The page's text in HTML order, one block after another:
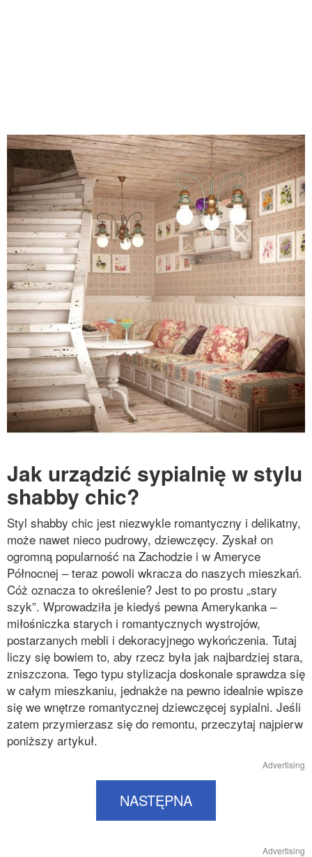
Jak urządzić sypialnię w stylu
shabby chic?
Styl shabby chic jest niezwykle romantyczny i delikatny,
może nawet nieco pudrowy, dziewczęcy. Zyskał on
ogromną popularność na Zachodzie i w Ameryce
Północnej – teraz powoli wkracza do naszych mieszkań.
Cóż oznacza to określenie? Jest to po prostu „stary
szyk”. Wprowadziła je kiedyś pewna Amerykanka –
miłośniczka starych i romantycznych wystrojów,
postarzanych mebli i dekoracyjnego wykończenia. Tutaj
liczy się bowiem to, aby rzecz była jak najbardziej stara,
zniszczona. Tego typu stylizacja doskonale sprawdza się
w całym mieszkaniu, jednakże na pewno idealnie wpisze
się we wnętrze romantycznej dziewczęcej sypialni. Jeśli
zatem przymierzasz się do remontu, przeczytaj najpierw
poniższy artykuł.
Advertising
NASTĘPNA
Advertising